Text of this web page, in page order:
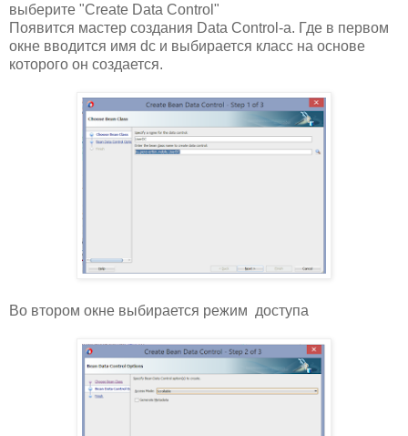
выберите "Create Data Control"
Появится мастер создания Data Control-a. Где в первом
окне вводится имя dc и выбирается класс на основе
которого он создается.
Во втором окне выбирается режим доступа